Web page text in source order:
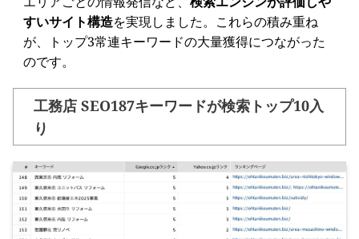
すいサイト構造を実現しました。これらの積み重ね
が、トップ3常連キーワードの大量獲得につながった
のです。
工務店 SEO187キーワードが検索トップ10入
り